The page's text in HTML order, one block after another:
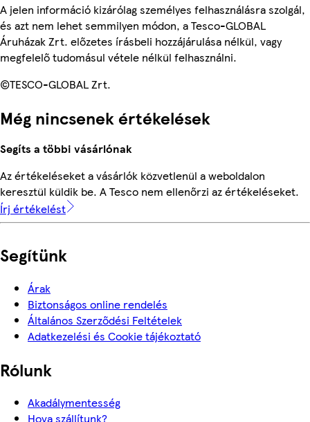
A jelen információ kizárólag személyes felhasználásra szolgál,
és azt nem lehet semmilyen módon, a Tesco-GLOBAL
Áruházak Zrt. előzetes írásbeli hozzájárulása nélkül, vagy
megfelelő tudomásul vétele nélkül felhasználni.
©TESCO-GLOBAL Zrt.
Még nincsenek értékelések
Segíts a többi vásárlónak
Az értékeléseket a vásárlók közvetlenül a weboldalon
keresztül küldik be. A Tesco nem ellenőrzi az értékeléseket.
Írj értékelést
Segítünk
Árak
Biztonságos online rendelés
Általános Szerződési Feltételek
Adatkezelési és Cookie tájékoztató
Rólunk
Akadálymentesség
Hova szállítunk?